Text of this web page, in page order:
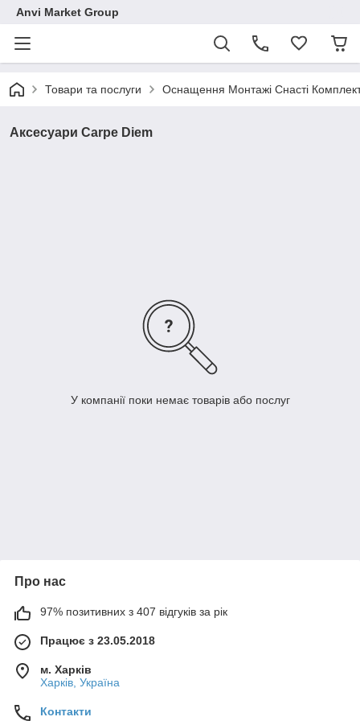
Anvi Market Group
Товари та послуги Оснащення Монтажі Снасті
Аксесуари Carpe Diem
У компанії поки немає товарів або послуг
Про нас
97% позитивних з 407 відгуків за рік
Працює з 23.05.2018
м. Харків
Харків, Україна
Контакти